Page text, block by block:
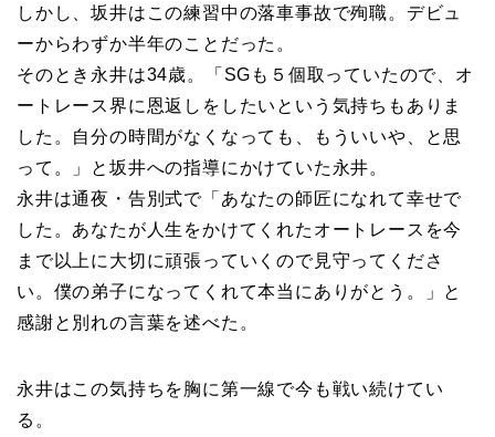
しかし、坂井はこの練習中の落車事故で殉職。デビュ
ーからわずか半年のことだった。
そのとき永井は34歳。「SGも５個取っていたので、オ
ートレース界に恩返しをしたいという気持ちもありま
した。自分の時間がなくなっても、もういいや、と思
って。」と坂井への指導にかけていた永井。
永井は通夜・告別式で「あなたの師匠になれて幸せで
した。あなたが人生をかけてくれたオートレースを今
まで以上に大切に頑張っていくので見守ってくださ
い。僕の弟子になってくれて本当にありがとう。」と
感謝と別れの言葉を述べた。
永井はこの気持ちを胸に第一線で今も戦い続けてい
る。